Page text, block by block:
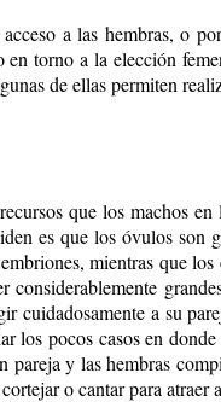
a las hem­bras, o
tor­no a la elec­ción
de ellas per­mi­ten
que los ma­chos
es que los óvu­los son
mien­tras que los
cui­da­do­sa­men­te a su
los po­cos ca­sos en
pa­re­ja y las hem­bras
o can­tar pa­ra atraer